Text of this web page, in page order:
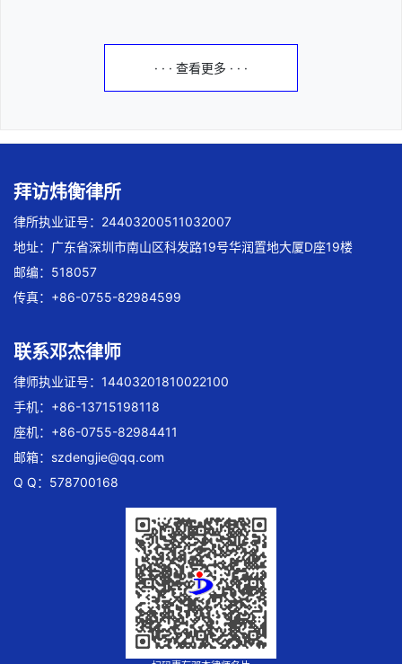
· · · 查看更多 · · ·
拜访炜衡律所
律所执业证号：24403200511032007
地址：广东省深圳市南山区科发路19号华润置地大厦D座19楼
邮编：518057
传真：+86-0755-82984599
联系邓杰律师
律师执业证号：14403201810022100
手机：+86-13715198118
座机：+86-0755-82984411
邮箱： szdengjie@qq.com
Q Q：578700168